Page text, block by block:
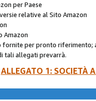
per Paese
relative al Sito Amazon
Amazon
per pronto riferimento;
tali allegati prevarrà.
ALLEGATO 1: SOCIETÀ